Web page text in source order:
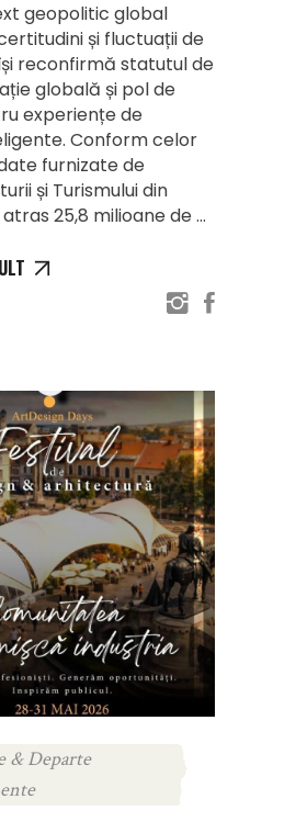
geopolitic global
și fluctuații de
reconfirmă statutul de
globală și pol de
experiențe de
Conform celor
furnizate de
și Turismului din
25,8 milioane de
& Departe